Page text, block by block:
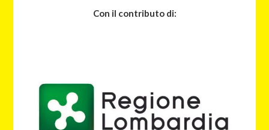
Con il contributo di: